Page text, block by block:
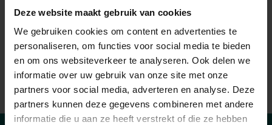
Deze website maakt gebruik van cookies
We gebruiken cookies om content en advertenties te
personaliseren, om functies voor social media te bieden
en om ons websiteverkeer te analyseren. Ook delen we
informatie over uw gebruik van onze site met onze
partners voor social media, adverteren en analyse. Deze
partners kunnen deze gegevens combineren met andere
informatie die u aan ze heeft verstrekt of die ze hebben
Je kunt jezelf goed redden in het
Nederlands en/of Engels;
Samenwerken gaat je van nature goed
af en je staat altijd klaar voor je collega’s.